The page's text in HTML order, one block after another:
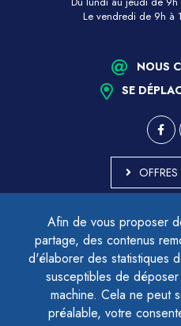
Afin de vous proposer
partage, des contenus
d'élaborer des statistiques
susceptibles de
machine. Cela ne peut
préalable, votre
Le vendredi de 9h à
NOUS
SE
ACCESSIBILITÉ -
PLAN
CONTACTER LE DÉLÉGUÉ À
GESTION